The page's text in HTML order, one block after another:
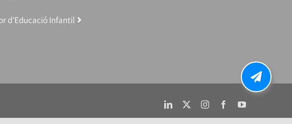
d’Educació Infantil
LinkedIn InstagramFacebookYouTube